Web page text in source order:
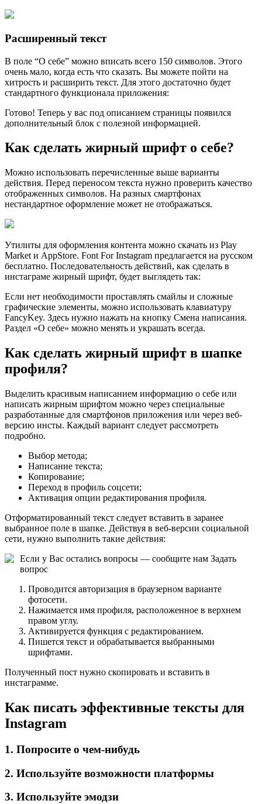
Расширенный текст
В поле “О себе” можно вписать всего 150 символов. Этого
очень мало, когда есть что сказать. Вы можете пойти на
хитрость и расширить текст. Для этого достаточно будет
стандартного функционала приложения:
Готово! Теперь у вас под описанием страницы появился
дополнительный блок с полезной информацией.
Как сделать жирный шрифт о себе?
Можно использовать перечисленные выше варианты
действия. Перед переносом текста нужно проверить качество
отображенных символов. На разных смартфонах
нестандартное оформление может не отображаться.
Утилиты для оформления контента можно скачать из Play
Market и AppStore. Font For Instagram предлагается на русском
бесплатно. Последовательность действий, как сделать в
инстаграме жирный шрифт, будет выглядеть так:
Если нет необходимости проставлять смайлы и сложные
графические элементы, можно использовать клавиатуру
FancyKey. Здесь нужно нажать на кнопку Смена написания.
Раздел «О себе» можно менять и украшать всегда.
Как сделать жирный шрифт в шапке
профиля?
Выделить красивым написанием информацию о себе или
написать жирным шрифтом можно через специальные
разработанные для смартфонов приложения или через веб-
версию инсты. Каждый вариант следует рассмотреть
подробно.
Выбор метода;
Написание текста;
Копирование;
Переход в профиль соцсети;
Активация опции редактирования профиля.
Отформатированный текст следует вставить в заранее
выбранное поле в шапке. Действуя в веб-версии социальной
сети, нужно выполнить такие действия:
Если у Вас остались вопросы — сообщите нам Задать
вопрос
Проводится авторизация в браузерном варианте
фотосети.
Нажимается имя профиля, расположенное в верхнем
правом углу.
Активируется функция с редактированием.
Пишется текст и обрабатывается выбранными
шрифтами.
Полученный пост нужно скопировать и вставить в
инстаграмме.
Как писать эффективные тексты для
Instagram
1. Попросите о чем-нибудь
2. Используйте возможности платформы
3. Используйте эмодзи